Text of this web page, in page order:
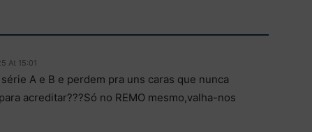
At 15:01
A e B e perdem pra uns caras que nunca
acreditar???Só no REMO mesmo,valha-nos